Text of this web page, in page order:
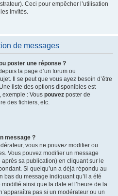
Ceci pour empêcher l’utilisation
invités.
de messages
poster une réponse ?
la page d’un forum ou
Il se peut que vous ayez besoin d’être
liste des options disponibles est
exemple : Vous pouvez poster de
des fichiers, etc.
message ?
vous ne pouvez modifier ou
Vous pouvez modifier un message
sa publication) en cliquant sur le
Si quelqu’un a déjà répondu au
bas du message indiquant qu’il a été
ainsi que la date et l’heure de la
pas si un modérateur ou un